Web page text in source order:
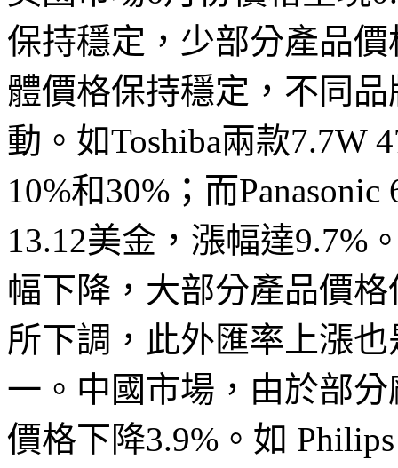
保持穩定，少部分產品
體價格保持穩定，不同
動。如Toshiba兩款7.7W
10%和30%；而
13.12美金，漲幅達9.7%
幅下降，大部分產品價
所下調，此外匯率上漲
一。中國市場，由於部
價格下降3.9%。如